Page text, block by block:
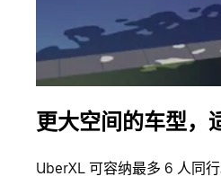
更大空间的车型，
UberXL 可容纳最多 6 人同行